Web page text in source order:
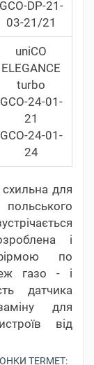
GCO-DP-21-
03-21/21
uniCO
ELEGANCE
turbo
GCO-24-01-
21
GCO-24-01-
24
схильна для
і
по
газо - і
датчика
для
від
TERMET: